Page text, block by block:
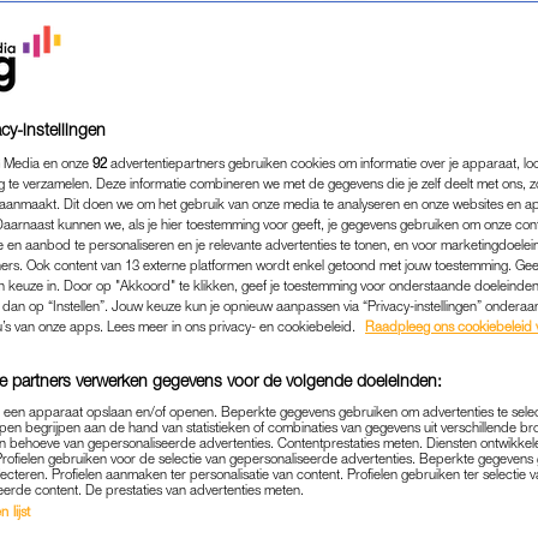
'IK VERTREK' OVER
BIZARRE
IK BEN HAPPY'
PERSOONLIJK|LINDA.
06-01-2021 | ELLEN HENSBERGEN
de nieuwste aflevering van ‘Ik Vertrek’,
instellingen
en onze 92 advertentiepartners gebruiken cookies om informatie over je apparaat,
te verzamelen. Deze informatie combineren we met de gegevens die je zelf deelt met ons,
Dit doen we om het gebruik van onze media te analyseren en onze websites en
kunnen we, als je hier toestemming voor geeft, je gegevens gebruiken om onze
en aanbod te personaliseren en je relevante advertenties te tonen, en voor
Ook content van 13 externe platformen wordt enkel getoond met jouw toestemming.
keuze in. Door op "Akkoord" te klikken, geef je toestemming voor onderstaande
op “Instellen”. Jouw keuze kun je opnieuw aanpassen via “Privacy-instellingen”
van onze apps. Lees meer in ons privacy- en cookiebeleid.
Raadpleeg ons cookiebeleid
partners verwerken gegevens voor de volgende doeleinden:
apparaat opslaan en/of openen. Beperkte gegevens gebruiken om advertenties te
begrijpen aan de hand van statistieken of combinaties van gegevens uit verschillende
behoeve van gepersonaliseerde advertenties. Contentprestaties meten. Diensten
gebruiken voor de selectie van gepersonaliseerde advertenties. Beperkte
Profielen aanmaken ter personalisatie van content. Profielen gebruiken ter selectie
content. De prestaties van advertenties meten.
lijst